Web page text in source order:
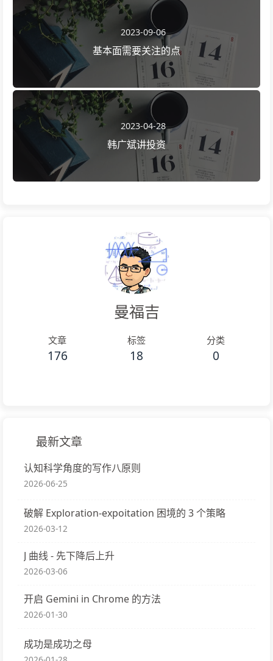
2023-09-06
基本面需要关注的点
2023-04-28
韩广斌讲投资
曼福吉
文章
176
标签
18
分类
0
最新文章
认知科学角度的写作八原则
2026-06-25
破解 Exploration-expoitation 困境的 3 个策略
2026-03-12
J 曲线 - 先下降后上升
2026-03-06
开启 Gemini in Chrome 的方法
2026-01-30
成功是成功之母